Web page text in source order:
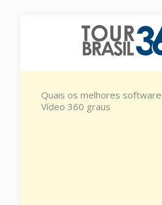
Quais os melhores
Vídeo 360 graus